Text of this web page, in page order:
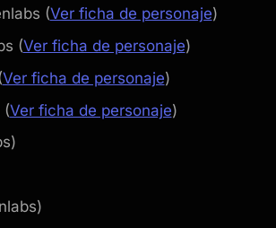
(Ver ficha de personaje)
(Ver ficha de personaje)
Ver ficha de personaje)
(Ver ficha de personaje)